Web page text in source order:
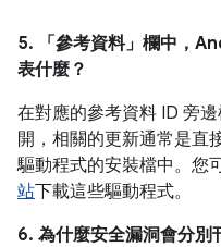
5. 「參考資料」 欄中，
表什麼？
在對應的參考資料 ID 旁
開，相關的更新通常是直
驅動程式的安裝檔中。您
站下載這些驅動程式。
6. 為什麼安全漏洞會分